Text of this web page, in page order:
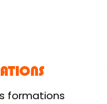
formations